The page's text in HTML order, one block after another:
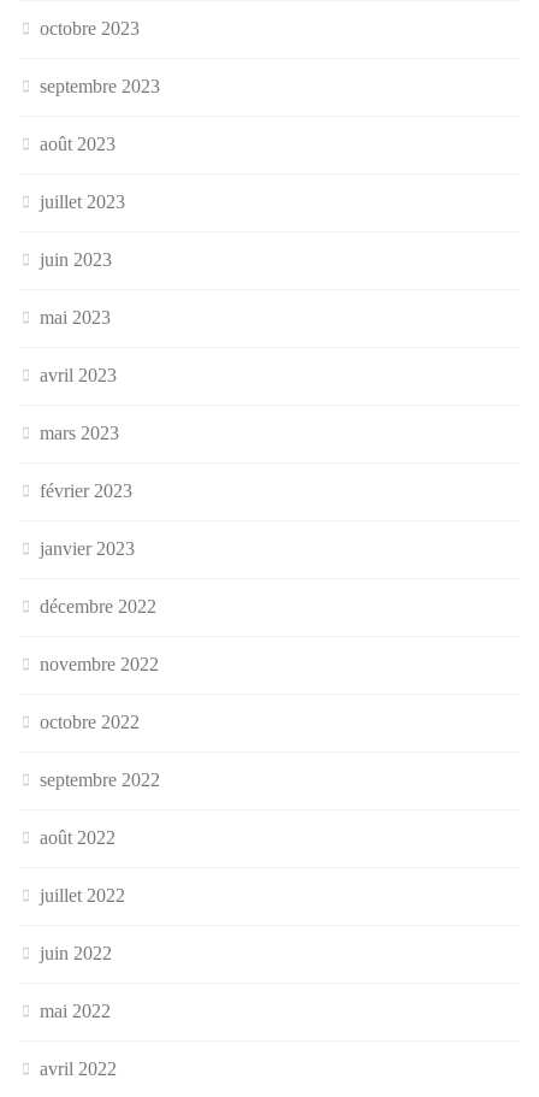
octobre 2023
septembre 2023
août 2023
juillet 2023
juin 2023
mai 2023
avril 2023
mars 2023
février 2023
janvier 2023
décembre 2022
novembre 2022
octobre 2022
septembre 2022
août 2022
juillet 2022
juin 2022
mai 2022
avril 2022